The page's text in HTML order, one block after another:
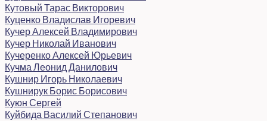
Кутовый Тарас Викторович
Куценко Владислав Игоревич
Кучер Алексей Владимирович
Кучер Николай Иванович
Кучеренко Алексей Юрьевич
Кучма Леонид Данилович
Кушнир Игорь Николаевич
Кушнирук Борис Борисович
Куюн Сергей
Куйбида Василий Степанович